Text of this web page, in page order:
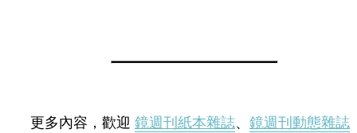
更多內容，歡迎 鏡週刊紙本雜誌、 鏡週刊動態雜誌